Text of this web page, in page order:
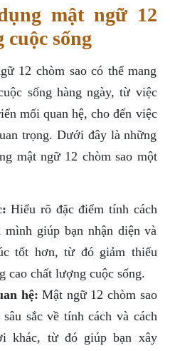
mật ngữ 12
cuộc sống
12 chòm sao có thể mang
sống hàng ngày, từ việc
mối quan hệ, cho đến việc
trọng. Dưới đây là những
mật ngữ 12 chòm sao một
Hiểu rõ đặc điểm tính cách
mình giúp bạn nhận diện và
tốt hơn, từ đó giảm thiểu
cao chất lượng cuộc sống.
hệ: Mật ngữ 12 chòm sao
sắc về tính cách và cách
khác, từ đó giúp bạn xây